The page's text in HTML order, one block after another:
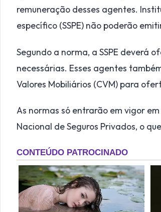
remuneração desses agentes.
específico (SSPE) não poderão
Segundo a norma, a SSPE deverá
necessárias. Esses agentes
Valores Mobiliários (CVM) para
As normas só entrarão em vigor
Nacional de Seguros Privados, o